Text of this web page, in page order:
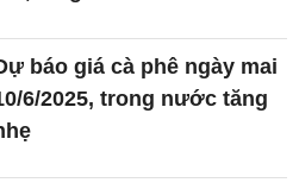
báo giá cà phê ngày mai
6/2025, trong nước tăng